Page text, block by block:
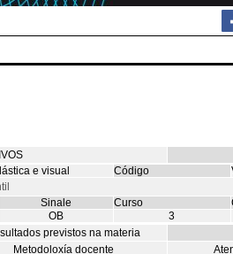
e visual Código
Sinale Curso
OB 3
previstos na materia
Metodoloxía docente